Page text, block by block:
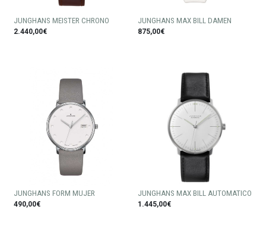
JUNGHANS MEISTER CHRONO
2.440,00€
JUNGHANS MAX BILL DAMEN
875,00€
JUNGHANS FORM MUJER
490,00€
JUNGHANS MAX BILL AUTOMATICO
1.445,00€